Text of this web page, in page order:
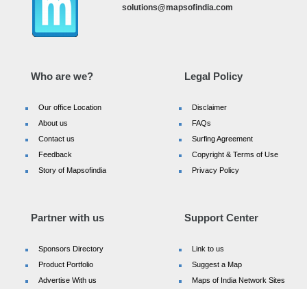
solutions@mapsofindia.com
Who are we?
Our office Location
About us
Contact us
Feedback
Story of Mapsofindia
Legal Policy
Disclaimer
FAQs
Surfing Agreement
Copyright & Terms of Use
Privacy Policy
Partner with us
Sponsors Directory
Product Portfolio
Advertise With us
Support Center
Link to us
Suggest a Map
Maps of India Network Sites